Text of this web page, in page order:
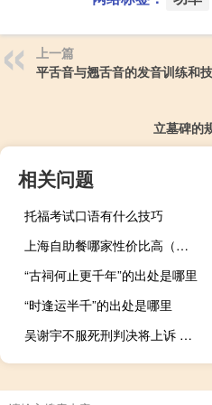
上一篇
平舌音与翘舌音的发音训练和
立墓碑的
相关问题
托福考试口语有什么技巧
上海自助餐哪家性价比高（上海自助餐）
“古祠何止更千年”的出处是哪里
“时逢运半千”的出处是哪里
吴谢宇不服死刑判决将上诉 是否还有改判的机会